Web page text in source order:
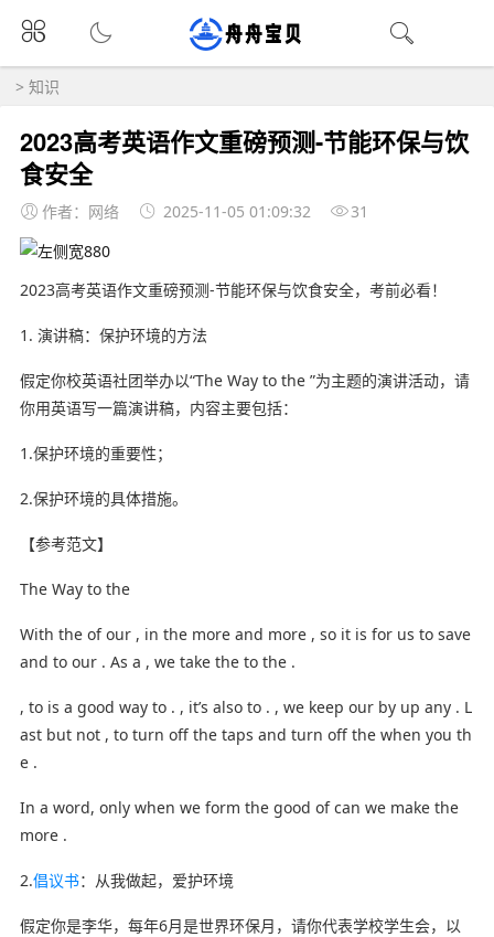
> 知识
2023高考英语作文重磅预测-节能环保与饮
食安全
作者：网络 2025-11-05 01:09:32 31
2023高考英语作文重磅预测-节能环保与饮食安全，考前必看！
1. 演讲稿：保护环境的方法
假定你校英语社团举办以“The Way to the ”为主题的演讲活动，请
你用英语写一篇演讲稿，内容主要包括：
1.保护环境的重要性；
2.保护环境的具体措施。
【参考范文】
The Way to the
With the of our , in the more and more , so it is for us to save
and to our . As a , we take the to the .
, to is a good way to . , it’s also to . , we keep our by up any . L
ast but not , to turn off the taps and turn off the when you th
e .
In a word, only when we form the good of can we make the
more .
2.倡议书：从我做起，爱护环境
假定你是李华，每年6月是世界环保月，请你代表学校学生会，以